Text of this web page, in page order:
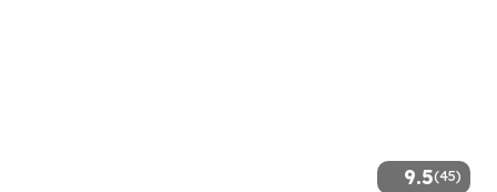
9.5(45)